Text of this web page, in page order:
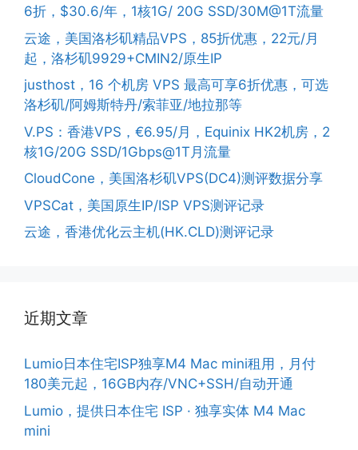
6折，$30.6/年，1核1G/ 20G SSD/30M@1T流量
云途，美国洛杉矶精品VPS，85折优惠，22元/月
起，洛杉矶9929+CMIN2/原生IP
justhost，16 个机房 VPS 最高可享6折优惠，可选
洛杉矶/阿姆斯特丹/索菲亚/地拉那等
V.PS：香港VPS，€6.95/月，Equinix HK2机房，2
核1G/20G SSD/1Gbps@1T月流量
CloudCone，美国洛杉矶VPS(DC4)测评数据分享
VPSCat，美国原生IP/ISP VPS测评记录
云途，香港优化云主机(HK.CLD)测评记录
近期文章
Lumio日本住宅ISP独享M4 Mac mini租用，月付
180美元起，16GB内存/VNC+SSH/自动开通
Lumio，提供日本住宅 ISP · 独享实体 M4 Mac
mini